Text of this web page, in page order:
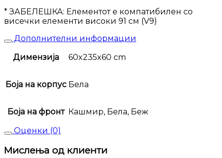
* ЗАБЕЛЕШКА: Елементот е компатибилен со
висечки елементи високи 91 см (V9)
Дополнителни информации
Димензија
60x235x60 cm
Боја на корпус Бела
Боја на фронт Кашмир, Бела, Беж
Оценки (0)
Мислења од клиенти